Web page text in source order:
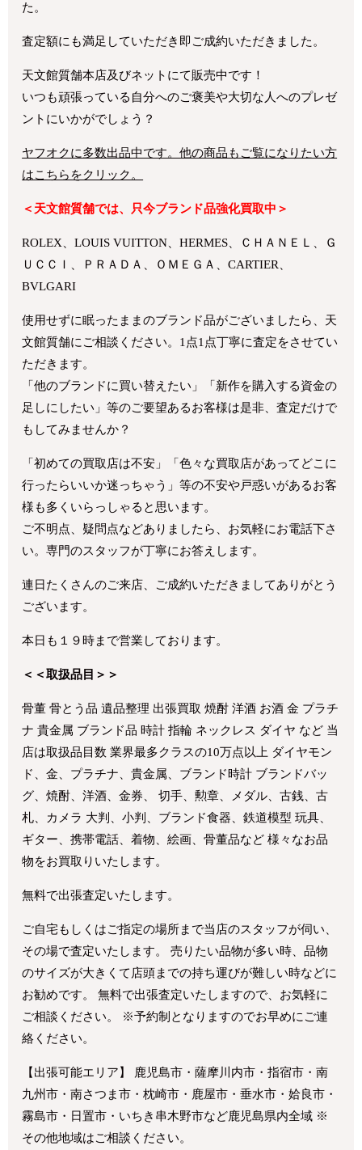
た。
査定額にも満足していただき即ご成約いただきました。
天文館質舗本店及びネットにて販売中です！
いつも頑張っている自分へのご褒美や大切な人へのプレゼ
ントにいかがでしょう？
ヤフオクに多数出品中です。他の商品もご覧になりたい方
はこちらをクリック。
＜天文館質舗では、只今ブランド品強化買取中＞
ROLEX、LOUIS VUITTON、HERMES、ＣＨＡＮＥＬ、Ｇ
ＵＣＣＩ、ＰＲＡＤＡ、ＯＭＥＧＡ、CARTIER、
BVLGARI
使用せずに眠ったままのブランド品がございましたら、天
文館質舗にご相談ください。1点1点丁寧に査定をさせてい
ただきます。
「他のブランドに買い替えたい」「新作を購入する資金の
足しにしたい」等のご要望あるお客様は是非、査定だけで
もしてみませんか？
「初めての買取店は不安」「色々な買取店があってどこに
行ったらいいか迷っちゃう」等の不安や戸惑いがあるお客
様も多くいらっしゃると思います。
ご不明点、疑問点などありましたら、お気軽にお電話下さ
い。専門のスタッフが丁寧にお答えします。
連日たくさんのご来店、ご成約いただきましてありがとう
ございます。
本日も１９時まで営業しております。
＜＜取扱品目＞＞
骨董 骨とう品 遺品整理 出張買取 焼酎 洋酒 お酒 金 プラチ
ナ 貴金属 ブランド品 時計 指輪 ネックレス ダイヤ など 当
店は取扱品目数 業界最多クラスの10万点以上 ダイヤモン
ド、金、プラチナ、貴金属、ブランド時計 ブランドバッ
グ、焼酎、洋酒、金券、 切手、勲章、メダル、古銭、古
札、カメラ 大判、小判、ブランド食器、鉄道模型 玩具、
ギター、携帯電話、着物、絵画、骨董品など 様々なお品
物をお買取りいたします。
無料で出張査定いたします。
ご自宅もしくはご指定の場所まで当店のスタッフが伺い、
その場で査定いたします。 売りたい品物が多い時、品物
のサイズが大きくて店頭までの持ち運びが難しい時などに
お勧めです。 無料で出張査定いたしますので、お気軽に
ご相談ください。 ※予約制となりますのでお早めにご連
絡ください。
【出張可能エリア】 鹿児島市・薩摩川内市・指宿市・南
九州市・南さつま市・枕崎市・鹿屋市・垂水市・姶良市・
霧島市・日置市・いちき串木野市など鹿児島県内全域 ※
その他地域はご相談ください。